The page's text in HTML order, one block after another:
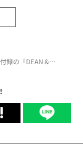
録の「DEAN &